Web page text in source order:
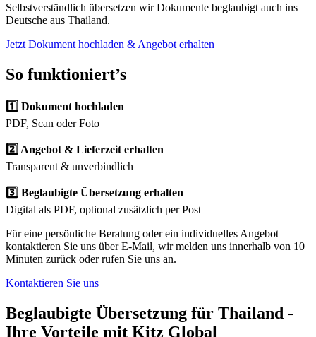
Selbstverständlich übersetzen wir Dokumente beglaubigt auch ins
Deutsche aus Thailand.
Jetzt Dokument hochladen & Angebot erhalten
So funktioniert’s
1️⃣ Dokument hochladen
PDF, Scan oder Foto
2️⃣ Angebot & Lieferzeit erhalten
Transparent & unverbindlich
3️⃣ Beglaubigte Übersetzung erhalten
Digital als PDF, optional zusätzlich per Post
Für eine persönliche Beratung oder ein individuelles Angebot
kontaktieren Sie uns über E-Mail, wir melden uns innerhalb von 10
Minuten zurück oder rufen Sie uns an.
Kontaktieren Sie uns
Beglaubigte Übersetzung für Thailand -
Ihre Vorteile mit Kitz Global